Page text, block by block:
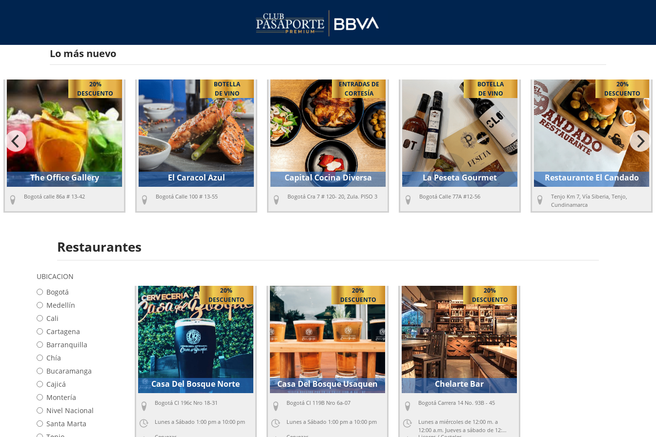
Lo más nuevo
BOTELLA
DE VINO
El Caracol Azul
Bogotá Calle 100 # 13-55
ENTRADAS DE
CORTESÍA
Capital Cocina Diversa
Bogotá Cra 7 # 120- 20, Zula. PISO 3
BOTELLA
DE VINO
La Peseta Gourmet
Bogotá Calle 77A #12-56
20%
DESCUENTO
Restaurante El Candado
Tenjo Km 7, Vía Siberia, Tenjo,
ENTRADAS DE
CORTESÍA
La Lola Rola
Bogotá Carrera 7 # 120-20
Restaurantes
UBICACION
Bogotá
Medellín
Cali
Cartagena
Barranquilla
Chía
Bucaramanga
Cajicá
Montería
Nivel Nacional
Santa Marta
20%
DESCUENTO
Casa Del Bosque Norte
Bogotá Cl 196c Nro 18-31
Lunes a Sábado 1:00 pm a 10:00 pm
20%
DESCUENTO
Casa Del Bosque Usaquen
Bogotá Cl 119B Nro 6a-07
Lunes a Sábado 1:00 pm a 10:00 pm
20%
DESCUENTO
Chelarte Bar
Bogotá Carrera 14 No. 93B - 45
Lunes a miércoles de 12:00 m. a
12:00 a.m. Jueves a sábado de 12:00